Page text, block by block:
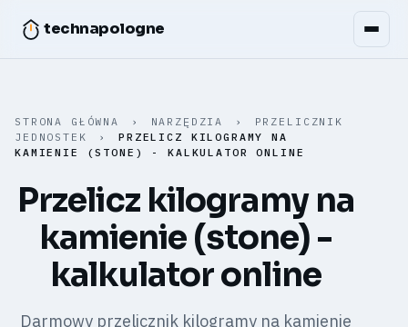
technapologne
STRONA GŁÓWNA › NARZĘDZIA ›
PRZELICZNIK
JEDNOSTEK
›
PRZELICZ KILOGRAMY NA
KAMIENIE (STONE) - KALKULATOR ONLINE
Przelicz kilogramy na
kamienie (stone) -
kalkulator online
Darmowy przelicznik kilogramy na kamienie